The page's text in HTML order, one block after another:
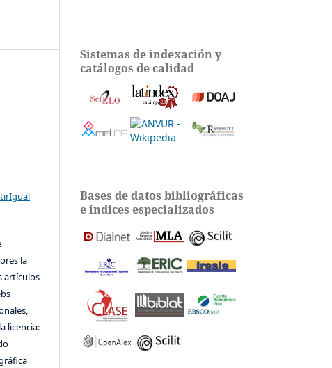
la
artículos
licencia:
Sistemas de indexación y
catálogos de calidad
Bases de datos bibliográficas
e índices especializados